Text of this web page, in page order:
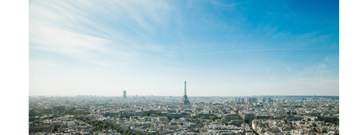
RECRUIT
CONTACT